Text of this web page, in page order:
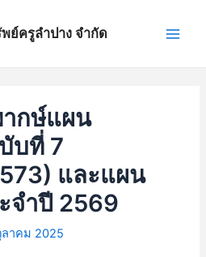
ย์ครูลำปาง จำกัด
กษ์แผน
บที่ 7
และแผน
จำปี 2569
ลาคม 2025